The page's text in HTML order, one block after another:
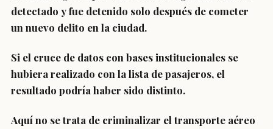
detectado y fue detenido solo después de cometer
un nuevo delito en la ciudad.
Si el cruce de datos con bases institucionales se
hubiera realizado con la lista de pasajeros, el
resultado podría haber sido distinto.
Aquí no se trata de criminalizar el transporte aéreo